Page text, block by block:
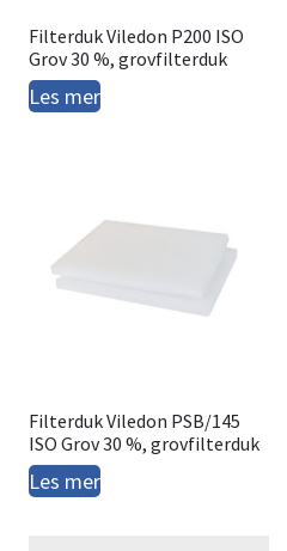
Filterduk Viledon P200 ISO
Grov 30 %, grovfilterduk
Les mer
Filterduk Viledon PSB/145
ISO Grov 30 %, grovfilterduk
Les mer